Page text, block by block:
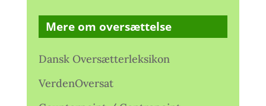
Mere om oversættelse
Dansk Oversætterleksikon
VerdenOversat